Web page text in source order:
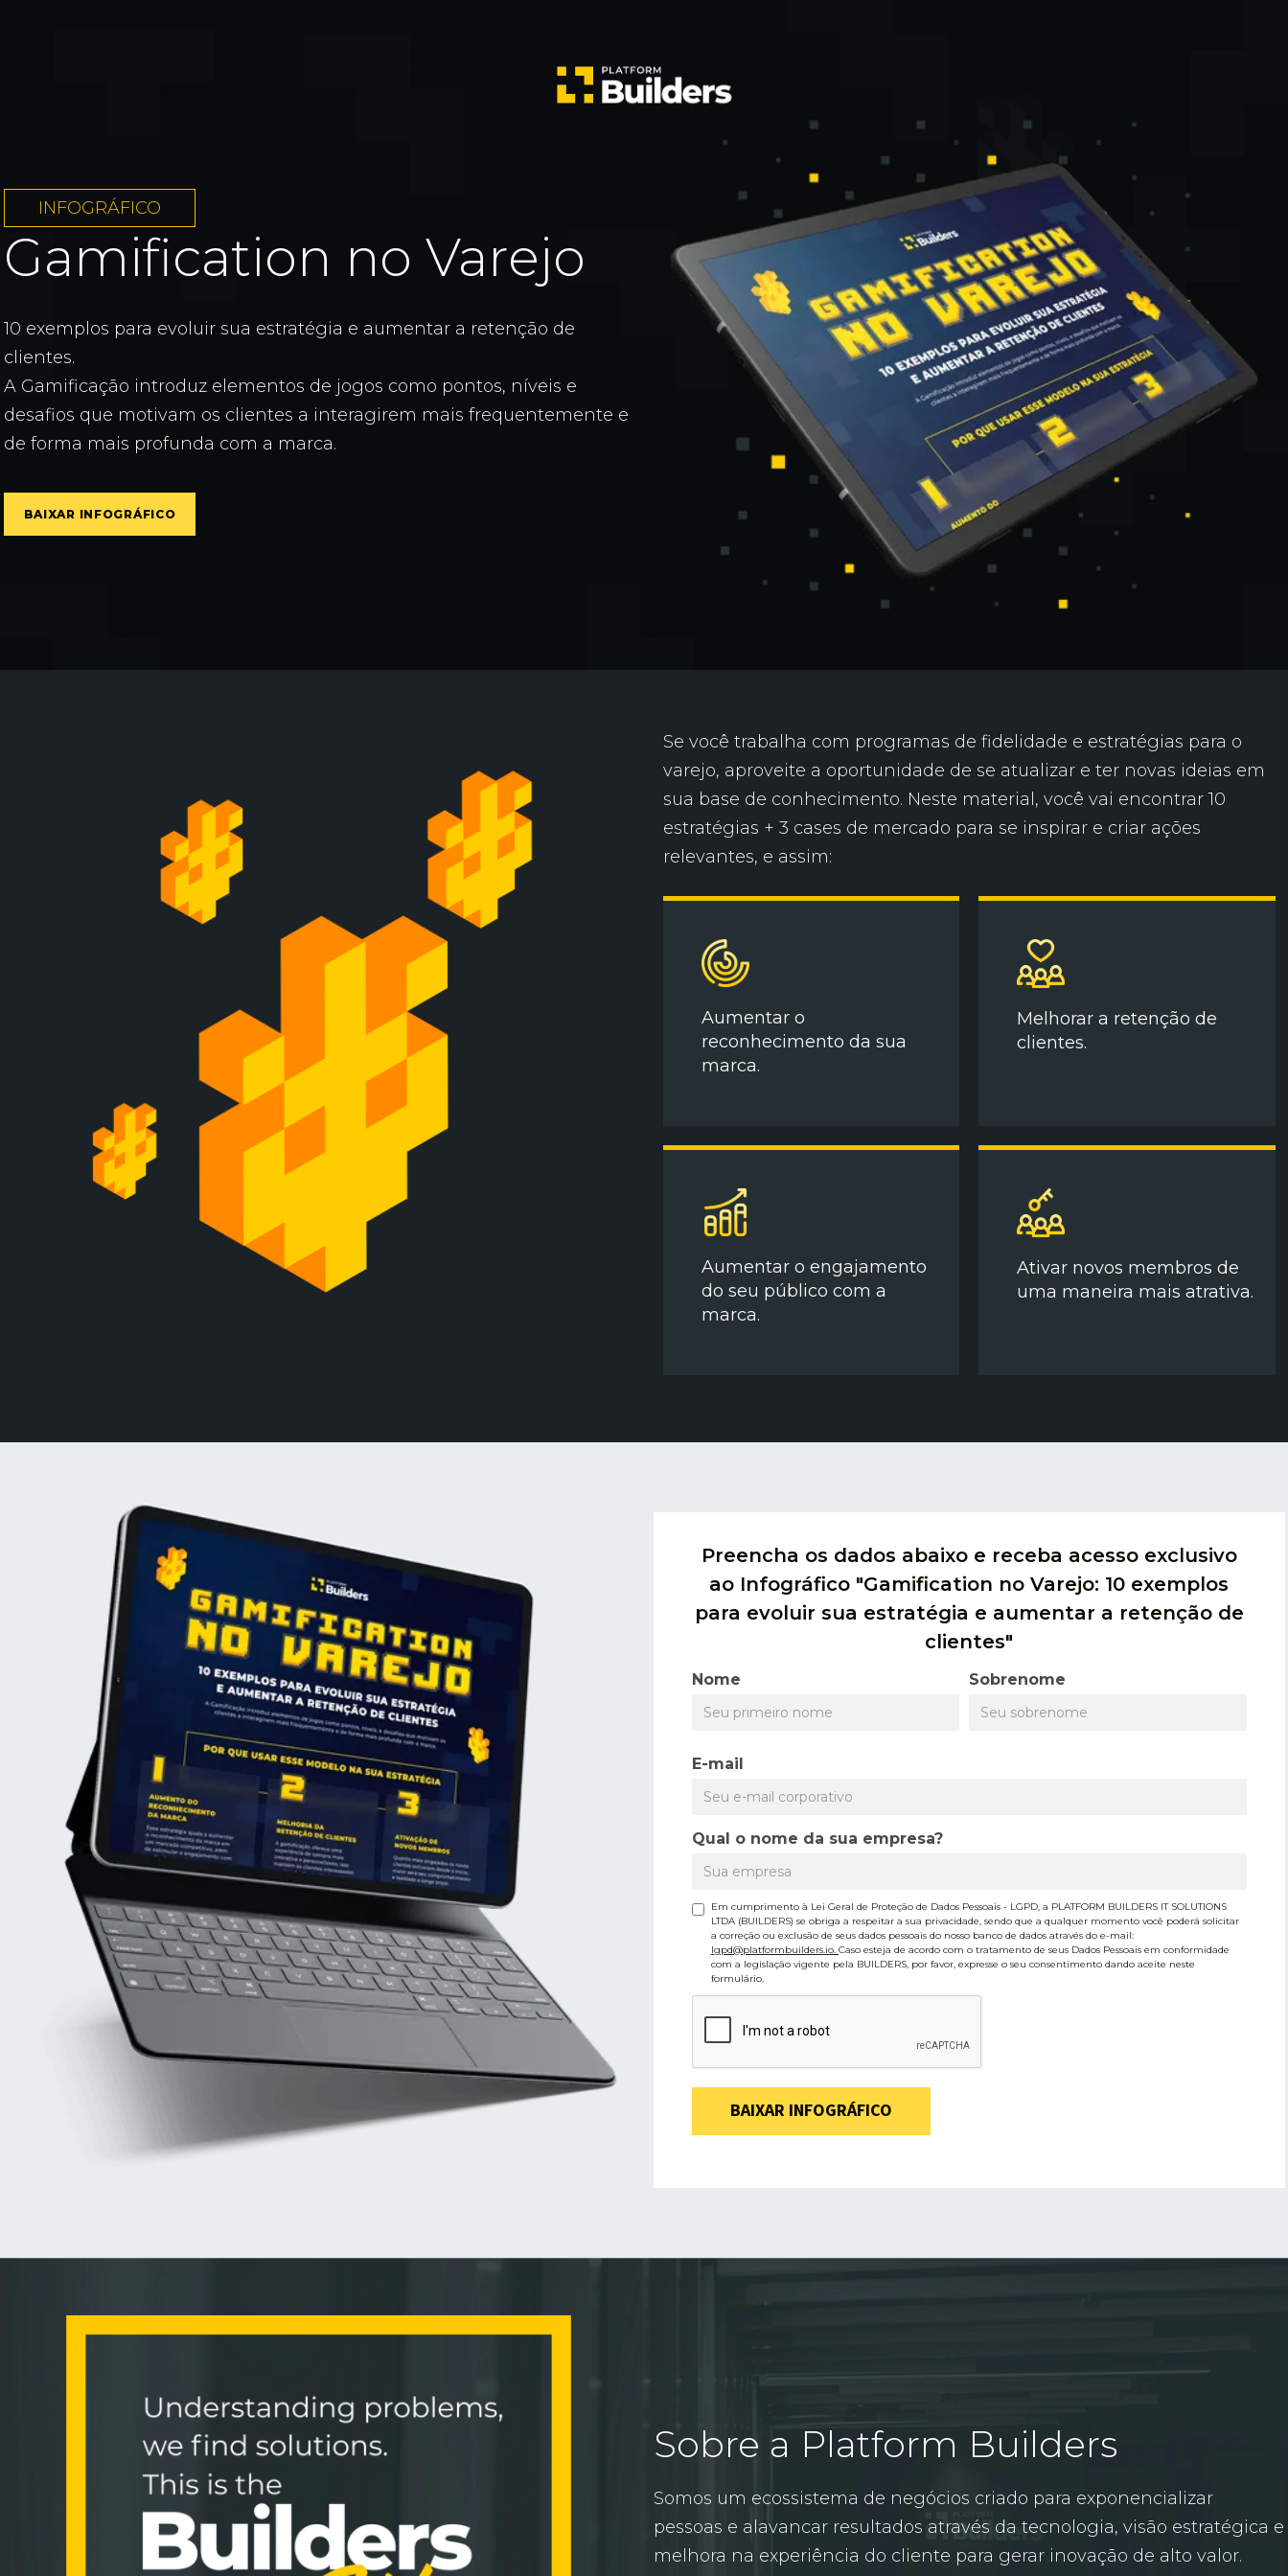
INFOGRÁFICO
Gamification no Varejo
10 exemplos para evoluir sua estratégia e aumentar a retenção de
clientes.
A Gamificação introduz elementos de jogos como pontos, níveis e
desafios que motivam os clientes a interagirem mais frequentemente e
de forma mais profunda com a marca.
BAIXAR INFOGRÁFICO
Se você trabalha com programas de fidelidade e estratégias para o
varejo, aproveite a oportunidade de se atualizar e ter novas ideias em
sua base de conhecimento. Neste material, você vai encontrar 10
estratégias + 3 cases de mercado para se inspirar e criar ações
relevantes, e assim:
Aumentar o
reconhecimento da sua
marca.
Melhorar a retenção de
clientes.
Aumentar o engajamento
do seu público com a
marca.
Ativar novos membros de
uma maneira mais atrativa.
Preencha os dados abaixo e receba acesso exclusivo
ao Infográfico "Gamification no Varejo: 10 exemplos
para evoluir sua estratégia e aumentar a retenção de
clientes"
Nome Sobrenome
E-mail
Qual o nome da sua empresa?
Em cumprimento à Lei Geral de Proteção de Dados Pessoais - LGPD, a PLATFORM BUILDERS IT SOLUTIONS
LTDA (BUILDERS) se obriga a respeitar a sua privacidade, sendo que a qualquer momento você poderá solicitar
a correção ou exclusão de seus dados pessoais do nosso banco de dados através do e-mail:
lgpd@platformbuilders.io. Caso esteja de acordo com o tratamento de seus Dados Pessoais em conformidade
com a legislação vigente pela BUILDERS, por favor, expresse o seu consentimento dando aceite neste
formulário.
Sobre a Platform Builders
Somos um ecossistema de negócios criado para exponencializar
pessoas e alavancar resultados através da tecnologia, visão estratégica e
melhora na experiência do cliente para gerar inovação de alto valor.